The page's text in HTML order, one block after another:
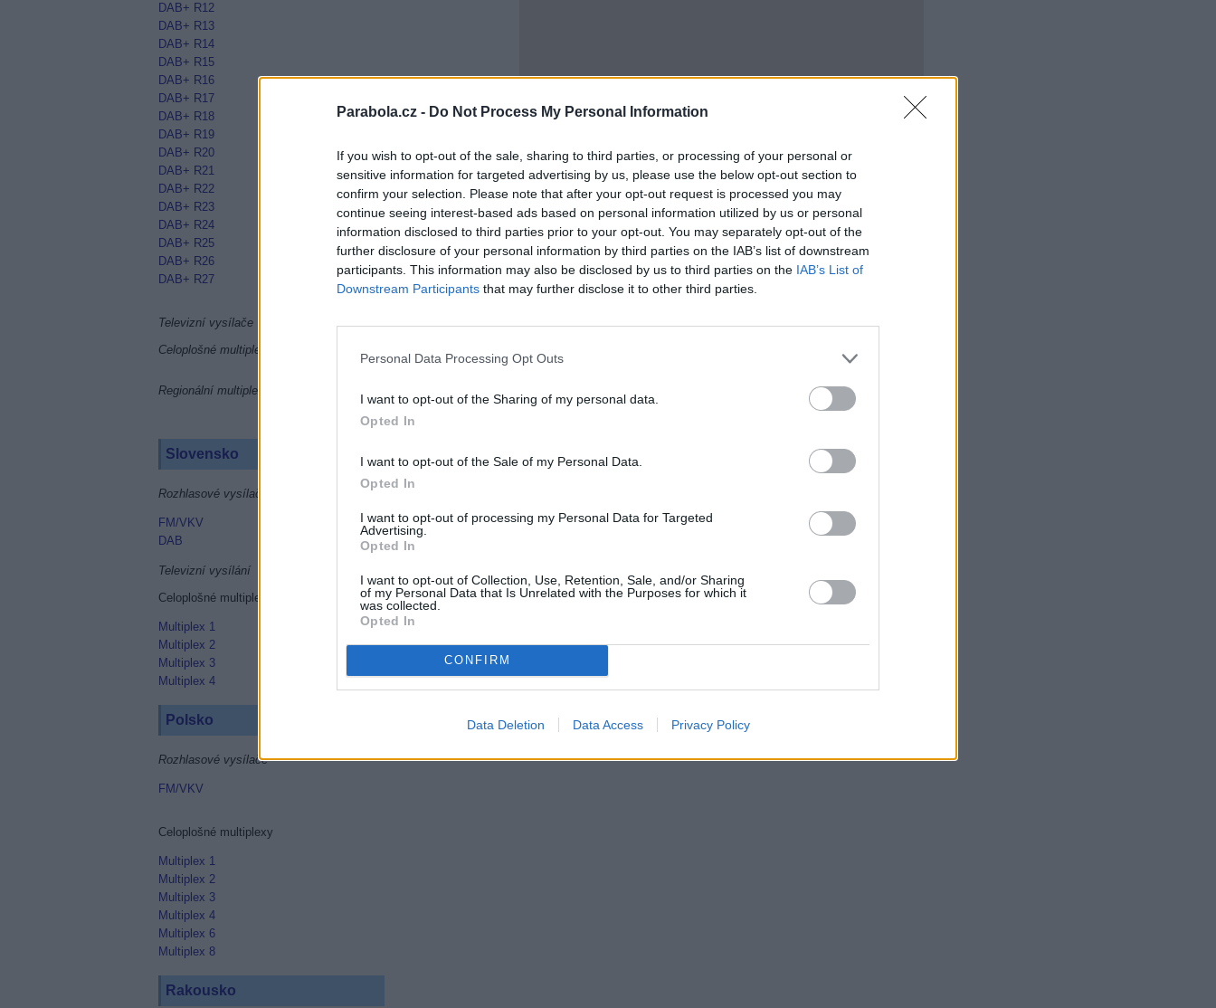
Parabola.cz - Do Not Process My Personal Information
If you wish to opt-out of the sale, sharing to third parties, or processing of your personal or
sensitive information for targeted advertising by us, please use the below opt-out section to
confirm your selection. Please note that after your opt-out request is processed you may
continue seeing interest-based ads based on personal information utilized by us or personal
information disclosed to third parties prior to your opt-out. You may separately opt-out of the
further disclosure of your personal information by third parties on the IAB’s list of downstream
participants. This information may also be disclosed by us to third parties on the IAB’s List of
Downstream Participants that may further disclose it to other third parties.
Personal Data Processing Opt Outs
I want to opt-out of the Sharing of my personal data.
Opted In
I want to opt-out of the Sale of my Personal Data.
Opted In
I want to opt-out of processing my Personal Data for Targeted
Advertising.
Opted In
I want to opt-out of Collection, Use, Retention, Sale, and/or Sharing
of my Personal Data that Is Unrelated with the Purposes for which it
was collected.
Opted In
CONFIRM
Data Deletion Data Access Privacy Policy
DAB+ R12
DAB+ R13
DAB+ R14
DAB+ R15
DAB+ R16
DAB+ R17
DAB+ R18
DAB+ R19
DAB+ R20
DAB+ R21
DAB+ R22
DAB+ R23
DAB+ R24
DAB+ R25
DAB+ R26
DAB+ R27
Televizní vysílače
Celoplošné multiplexy
Regionální multiplexy
Slovensko
Rozhlasové vysílače
FM/VKV
DAB
Televizní vysílání
Celoplošné multiplexy
Multiplex 1
Multiplex 2
Multiplex 3
Multiplex 4
Polsko
Rozhlasové vysílače
FM/VKV
Celoplošné multiplexy
Multiplex 1
Multiplex 2
Multiplex 3
Multiplex 4
Multiplex 6
Multiplex 8
Rakousko